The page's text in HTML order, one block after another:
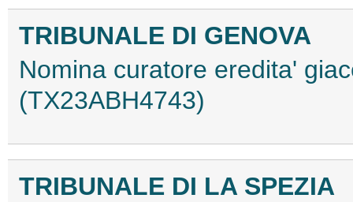
TRIBUNALE DI GENOVA
Nomina curatore eredita'
(TX23ABH4743)
TRIBUNALE DI LA SPEZIA